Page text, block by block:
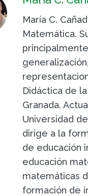
María C.
Matemática.
Didáctica de
Granada.
Universidad
dirige a la
de educación
educación
matemáticas
formación de